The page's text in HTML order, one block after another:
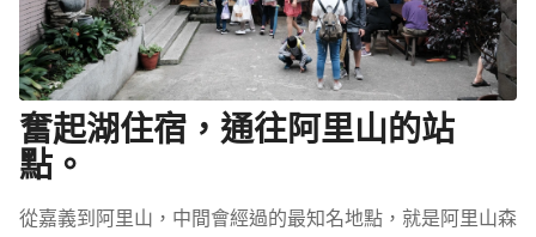
奮起湖住宿，通往阿里山的站
點。
從嘉義到阿里山，中間會經過的最知名地點，就是阿里山森